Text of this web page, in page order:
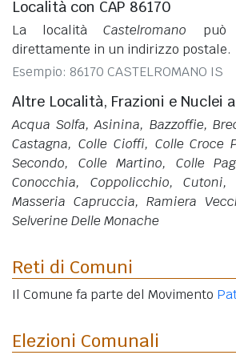
Località con CAP 86170
La localitàCastelromano può
direttamente in un indirizzo postale.
Esempio: 86170 CASTELROMANO IS
Altre Località, Frazioni e Nuclei
Acqua Solfa, Asinina, Bazzoffie,
Castagna, Colle Cioffi, Colle Croce
Secondo, Colle Martino, Colle
Conocchia, Coppolicchio, Cutoni,
Masseria Capruccia, Ramiera
Selverine Delle Monache
Reti di Comuni
Il Comune fa parte del Movimento
Elezioni Comunali